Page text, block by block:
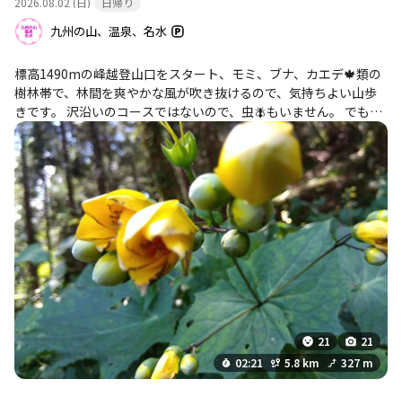
九州の山、温泉、名水
標高1490mの峰越登山口をスタート、モミ、ブナ、カエデ🍁類の
樹林帯で、林間を爽やかな風が吹き抜けるので、気持ちよい山歩
きです。 沢沿いのコースではないので、虫🪰もいません。 でも上
空をヘリ🚁が旋回し、椎葉村の帽子を被った若者軍団が上がって
きます。峰越登山口に戻ると、消防団や警察官が待機していまし
た。 昨日より白鳥山に登った80歳の登山者が行方不明になってい
るそうです。 YAMAPなどのGPSアプリをインストールしていれ
ば、道迷い防止になるのですが。 無事の生還を祈念します。 目当
てのキレンゲショウマは、ほとんどが蕾でした。
21
21
02:21
5.8 km 327 m